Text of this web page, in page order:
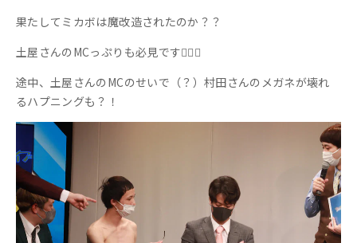
果たしてミカボは魔改造されたのか？？
土屋さんのMCっぷりも必見です💁‍♀️✨
途中、土屋さんのMCのせいで（？）村田さんのメガネが壊れ
るハプニングも？！